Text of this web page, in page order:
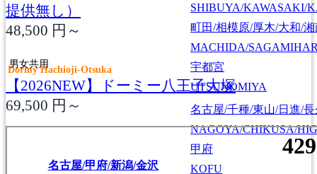
SHIBUYA/KAWASAKI/
町田/相模原/厚木/大和/湘
MACHIDA/
宇都宮
UTSUNOMIYA
名古屋/甲府/新潟/金沢
名古屋/千種/東山/日進/
NAGOYA/CHIKUSA/
甲府
KOFU
提供無し）
48,500 円～
男女共用
Dormy Hachioji-Otsuka
【2026NEW】ドーミー八王子大塚
69,500 円～